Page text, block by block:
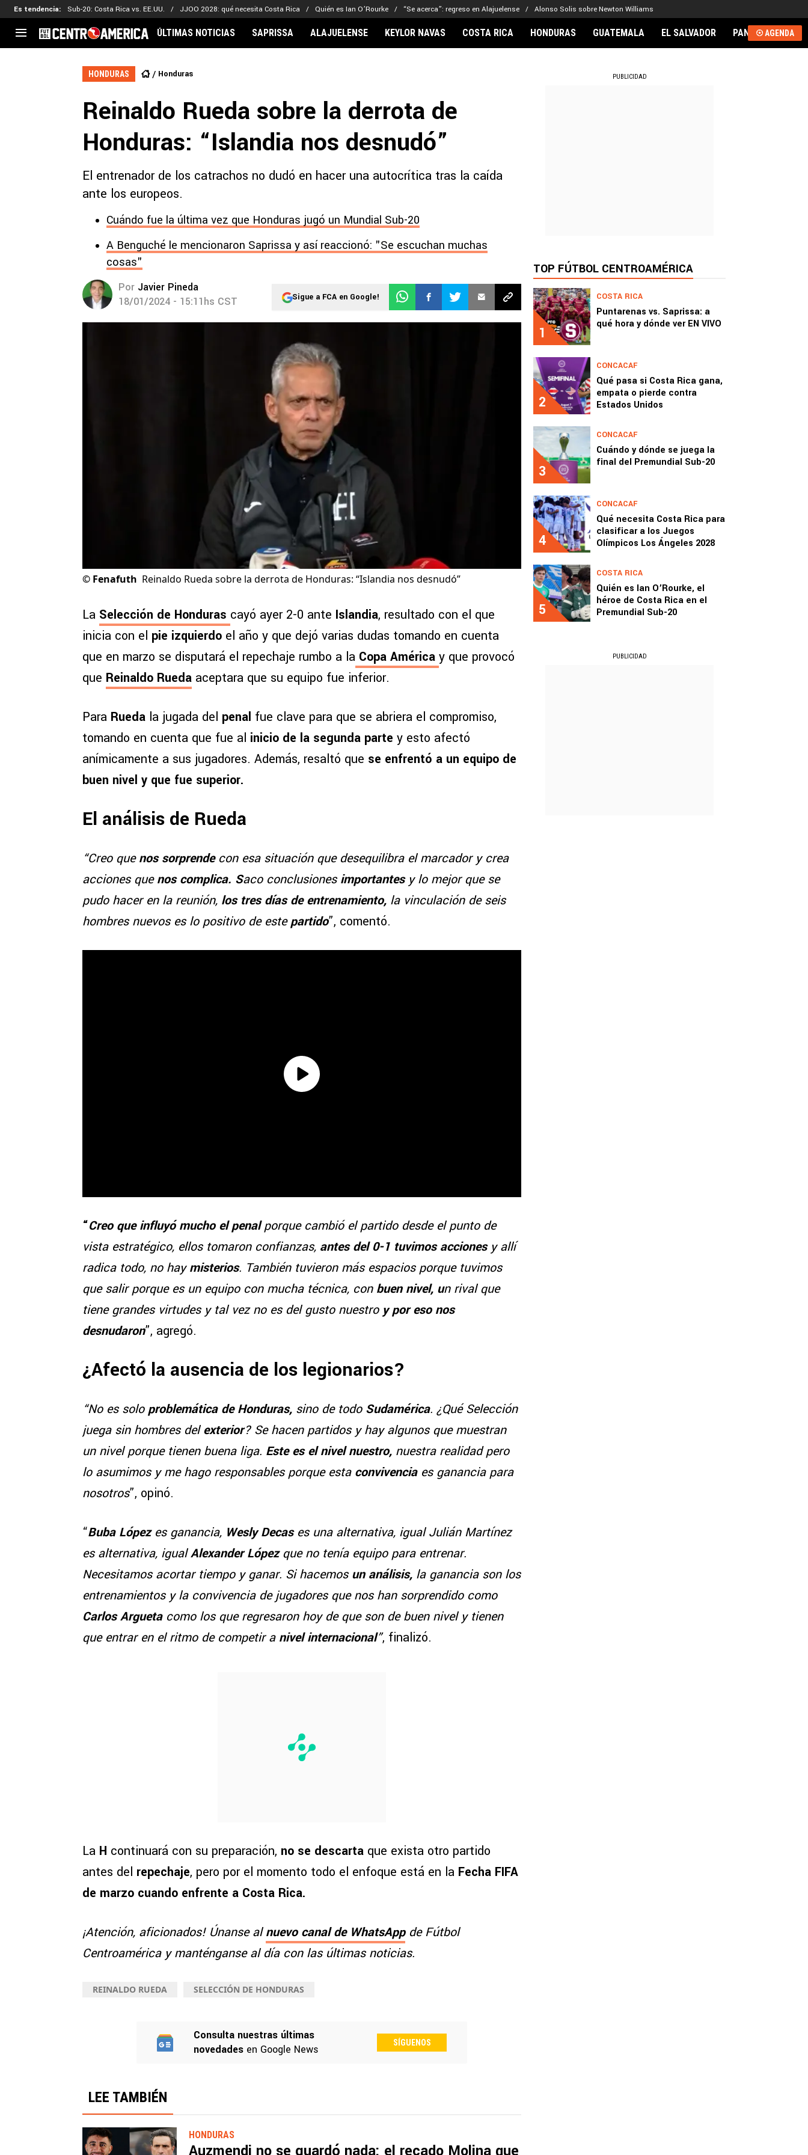
Es tendencia: Sub-20: Costa Rica vs. EE.UU. JJOO 2028: qué necesita Costa Rica Quién es Ian O’Rourke “Se acerca”: regreso en Alajuelense Alonso Solis sobre Newton Williams
CENTROAMÉRICA
CONCACAF
Liga de Naciones
Copa de Campeones
MLS
Kervin Arriaga
Nathaniel Méndez-Laing
Alajuelense
Comunicaciones
Olimpia
ÚLTIMAS NOTICIAS SAPRISSA ALAJUELENSE KEYLOR NAVAS COSTA RICA HONDURAS GUATEMALA EL SALVADOR PANAMÁAGENDA
HONDURAS Honduras
Reinaldo Rueda sobre la derrota de
Honduras: “Islandia nos desnudó”
El entrenador de los catrachos no dudó en hacer una autocrítica tras la caída
ante los europeos.
Cuándo fue la última vez que Honduras jugó un Mundial Sub-20
A Benguché le mencionaron Saprissa y así reaccionó: "Se escuchan muchas
cosas"
Por Javier Pineda
18/01/2024 - 15:11hs CST
Sigue a FCA en Google!
© Fenafuth Reinaldo Rueda sobre la derrota de Honduras: “Islandia nos desnudó”
La Selección de Honduras cayó ayer 2-0 ante Islandia, resultado con el que
inicia con el pie izquierdo el año y que dejó varias dudas tomando en cuenta
que en marzo se disputará el repechaje rumbo a la Copa América y que provocó
que Reinaldo Rueda aceptara que su equipo fue inferior.
Para Rueda la jugada del penal fue clave para que se abriera el compromiso,
tomando en cuenta que fue al inicio de la segunda parte y esto afectó
anímicamente a sus jugadores. Además, resaltó que se enfrentó a un equipo de
buen nivel y que fue superior.
El análisis de Rueda
“Creo quenos sorprende con esa situación que desequilibra el marcador y crea
acciones quenos complica. Saco conclusionesimportantesy lo mejor que se
pudo hacer en la reunión, los tres días de entrenamiento, la vinculación de seis
hombres nuevos es lo positivo de estepartido”, comentó.
“Creo que influyó mucho el penalporque cambió el partido desde el punto de
vista estratégico, ellos tomaron confianzas, antes del 0-1 tuvimos accionesy allí
radica todo, no haymisterios. También tuvieron más espacios porque tuvimos
que salir porque es un equipo con mucha técnica, con buen nivel, un rival que
tiene grandes virtudes y tal vez no es del gusto nuestroy por eso nos
desnudaron”, agregó.
¿Afectó la ausencia de los legionarios?
“No es soloproblemática de Honduras, sino de todo Sudamérica. ¿Qué Selección
juega sin hombres delexterior? Se hacen partidos y hay algunos que muestran
un nivel porque tienen buena liga. Este es el nivel nuestro, nuestra realidad pero
lo asumimos y me hago responsables porque esta convivenciaes ganancia para
nosotros”, opinó.
“Buba López es ganancia, Wesly Decas es una alternativa, igual Julián Martínez
es alternativa, igualAlexander Lópezque no tenía equipo para entrenar.
Necesitamos acortar tiempo y ganar. Si hacemosun análisis, la ganancia son los
entrenamientos y la convivencia de jugadores que nos han sorprendido como
Carlos Argueta como los que regresaron hoy de que son de buen nivel y tienen
que entrar en el ritmo de competir anivel internacional”, finalizó.
La H continuará con su preparación, no se descarta que exista otro partido
antes del repechaje, pero por el momento todo el enfoque está en la Fecha FIFA
de marzo cuando enfrente a Costa Rica.
¡Atención, aficionados! Únanse alnuevo canal de WhatsAppde Fútbol
Centroamérica y manténganse al día con las últimas noticias.
REINALDO RUEDA SELECCIÓN DE HONDURAS
Consulta nuestras últimas
novedades en Google News
SÍGUENOS
LEE TAMBIÉN
HONDURAS
PUBLICIDAD
TOP FÚTBOL CENTROAMÉRICA
1
COSTA RICA
Puntarenas vs. Saprissa: a
qué hora y dónde ver EN VIVO
2
CONCACAF
Qué pasa si Costa Rica gana,
empata o pierde contra
Estados Unidos
3
CONCACAF
Cuándo y dónde se juega la
final del Premundial Sub-20
4
CONCACAF
Qué necesita Costa Rica para
clasificar a los Juegos
Olímpicos Los Ángeles 2028
5
COSTA RICA
Quién es Ian O’Rourke, el
héroe de Costa Rica en el
Premundial Sub-20
PUBLICIDAD